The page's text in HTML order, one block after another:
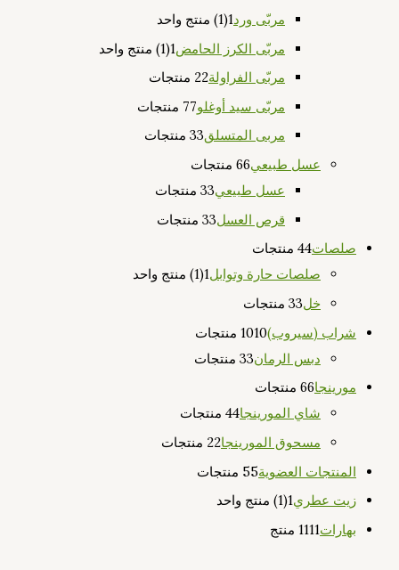
مربّى ورد1(1) منتج واحد
مربّى الكرز الحامض1(1) منتج واحد
مربّى الفراولة 22 منتجات
مربّى سيد أوغلو 77 منتجات
مربى المتسلق 33 منتجات
عسل طبيعي 66 منتجات
عسل طبيعي 33 منتجات
قرص العسل 33 منتجات
صلصات 44 منتجات
صلصات حارة وتوابل1(1) منتج واحد
خل 33 منتجات
شراب (سيروب)
1010 منتجات
دبس الرمان 33 منتجات
مورينجا 66 منتجات
شاي المورينجا 44 منتجات
مسحوق المورينجا 22 منتجات
المنتجات العضوية 55 منتجات
زيت عطري1(1) منتج واحد
بهارات
1111 منتج